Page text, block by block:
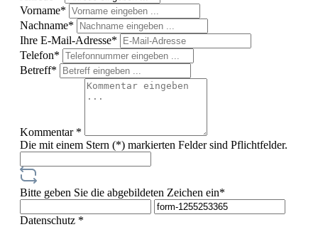
Vorname*
Nachname*
Ihre E-Mail-Adresse*
Telefon*
Betreff*
Kommentar *
Die mit einem Stern (*) markierten Felder sind Pflichtfelder.
Bitte geben Sie die abgebildeten Zeichen ein*
Datenschutz *